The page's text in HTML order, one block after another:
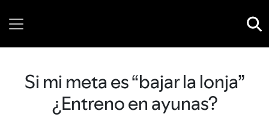
Si mi meta es “bajar la lonja”
¿Entreno en ayunas?